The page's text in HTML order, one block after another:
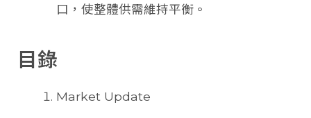
口，使整體供需維持平衡。
目錄
Market Update